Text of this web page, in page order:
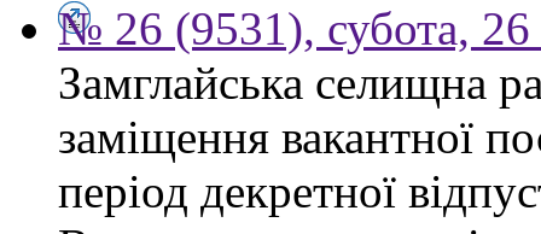
№ 26 (9531), субота, 26
Замглайська селищна
заміщення вакантної
період декретної